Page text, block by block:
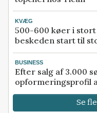
KVÆG
500-600 køer i
beskeden start til
BUSINESS
Efter salg af 3.000
opformeringsprofil
Se